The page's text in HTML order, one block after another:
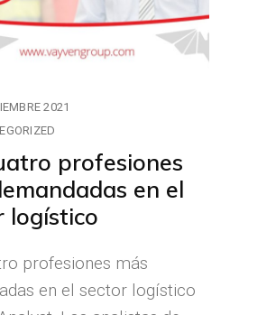
2021
profesiones
en el
logístico
profesiones más
en el sector logístico